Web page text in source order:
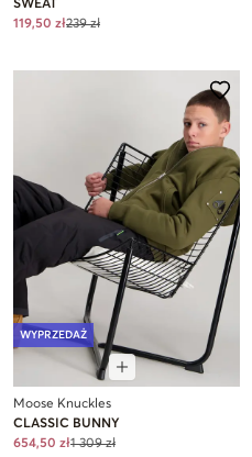
SWEAT
119,50 zł239 zł
WYPRZEDAŻ
Moose Knuckles
CLASSIC BUNNY
654,50 zł1 309 zł